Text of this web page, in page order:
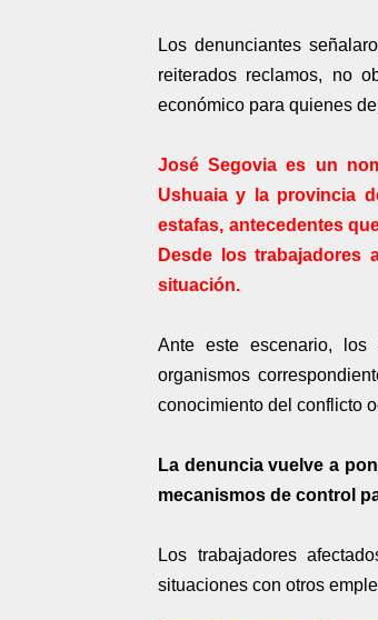
Los denunciantes
reiterados reclamos, no
económico para quienes
José Segovia es un
Ushuaia y la provincia
estafas, antecedentes
Desde los
situación.
Ante este escenario,
organismos
conocimiento del conflicto
La denuncia vuelve a
mecanismos de control
Los trabajadores
situaciones con otros